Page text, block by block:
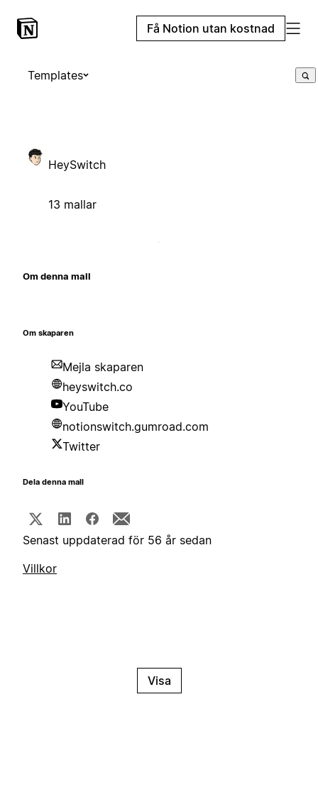
Få Notion utan kostnad
Templates
HeySwitch
13 mallar
Om denna mall
Om skaparen
Mejla skaparen
heyswitch.co
YouTube
notionswitch.gumroad.com
Twitter
Dela denna mall
Senast uppdaterad för 56 år sedan
Villkor
Visa